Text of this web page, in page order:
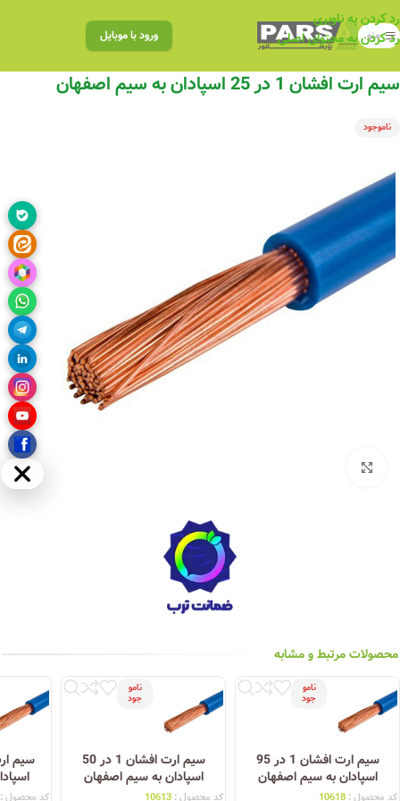
رد کردن به ناوبری
رد کردن به محتوای اصلی
منو ورود با موبایل
سیم ارت افشان 1 در 25 اسپادان به سیم اصفهان
ناموجود
محصولات مرتبط و مشابه
نامو
جود
سیم ارت افشان 1 در 95
اسپادان به سیم اصفهان
کد محصول : 10618
نامو
جود
سیم ارت افشان 1 در 50
اسپادان به سیم اصفهان
کد محصول : 10613 کد محصول